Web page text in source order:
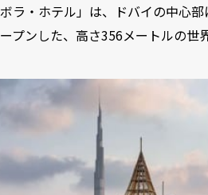
ボラ・ホテル」は、ドバイの中心
ープンした、高さ356メートルの世